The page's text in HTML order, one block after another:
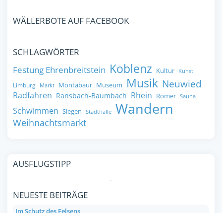
WÄLLERBOTE AUF FACEBOOK
SCHLAGWÖRTER
Festung Ehrenbreitstein Koblenz Kultur Kunst
Limburg Markt Montabaur Museum Musik Neuwied
Radfahren Ransbach-Baumbach Rhein Römer Sauna
Schwimmen Siegen Stadthalle Wandern
Weihnachtsmarkt
AUSFLUGSTIPP
NEUESTE BEITRÄGE
Im Schutz des Felsens